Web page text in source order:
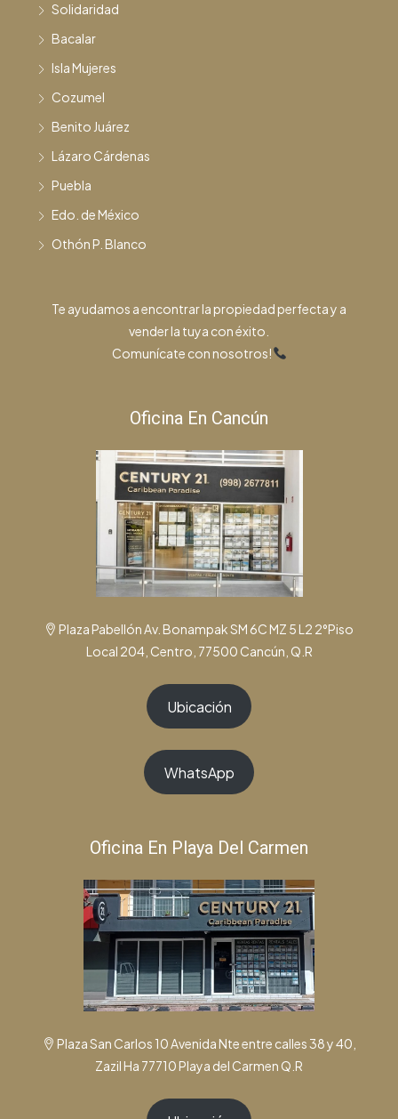
Solidaridad
Bacalar
Isla Mujeres
Cozumel
Benito Juárez
Lázaro Cárdenas
Puebla
Edo. de México
Othón P. Blanco
Te ayudamos a encontrar la propiedad perfecta y a
vender la tuya con éxito.
Comunícate con nosotros!
Oficina En Cancún
Plaza Pabellón Av. Bonampak SM 6C MZ 5 L2 2°Piso
Local 204, Centro, 77500 Cancún, Q.R
Ubicación
WhatsApp
Oficina En Playa Del Carmen
Plaza San Carlos 10 Avenida Nte entre calles 38 y 40,
Zazil Ha 77710 Playa del Carmen Q.R